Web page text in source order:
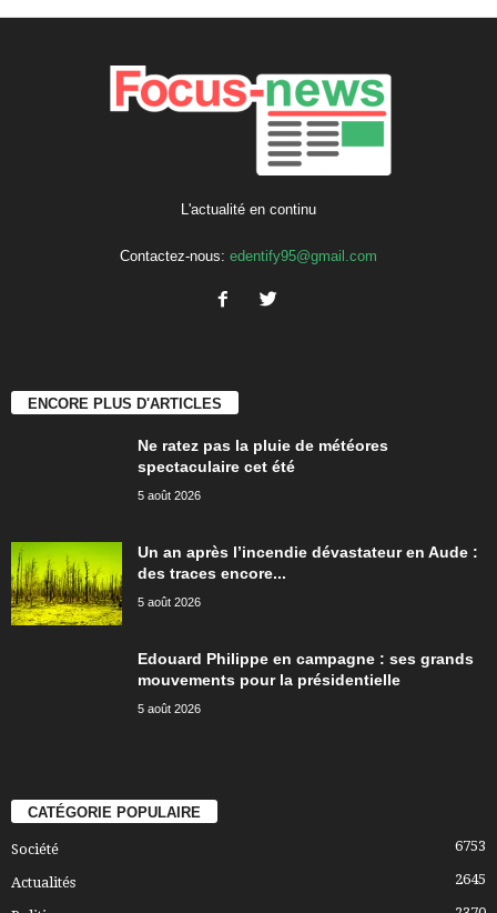
L'actualité en continu
Contactez-nous: edentify95@gmail.com
ENCORE PLUS D'ARTICLES
Ne ratez pas la pluie de météores
spectaculaire cet été
5 août 2026
Un an après l’incendie dévastateur en Aude :
des traces encore...
5 août 2026
Edouard Philippe en campagne : ses grands
mouvements pour la présidentielle
5 août 2026
CATÉGORIE POPULAIRE
Société 6753
Actualités 2645